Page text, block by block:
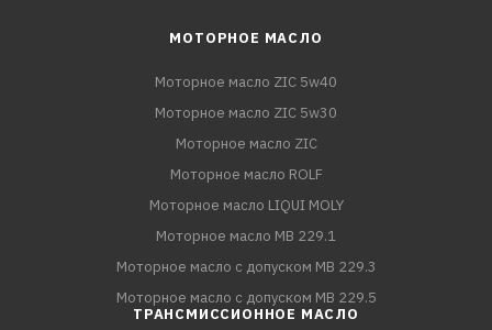
МОТОРНОЕ МАСЛО
Моторное масло ZIC 5w40
Моторное масло ZIC 5w30
Моторное масло ZIC
Моторное масло ROLF
Моторное масло LIQUI MOLY
Моторное масло MB 229.1
Моторное масло с допуском MB 229.3
Моторное масло с допуском MB 229.5
ТРАНСМИССИОННОЕ МАСЛО